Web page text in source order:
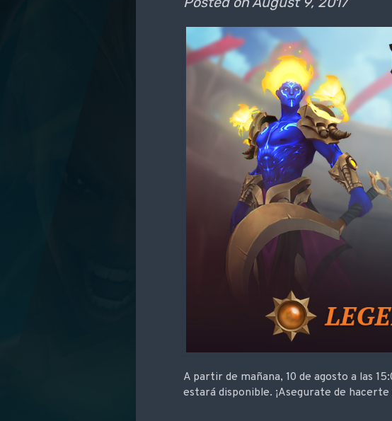
A partir de mañana, 10 de agosto a las
estará disponible. ¡Asegurate de